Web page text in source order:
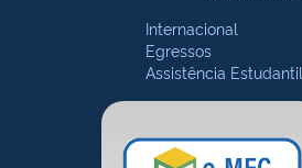
Internacional
Egressos
Assistência Estudantil